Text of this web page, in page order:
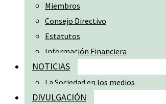
Miembros
Consejo Directivo
Estatutos
Información Financiera
NOTICIAS
La Sociedad en los medios
DIVULGACIÓN